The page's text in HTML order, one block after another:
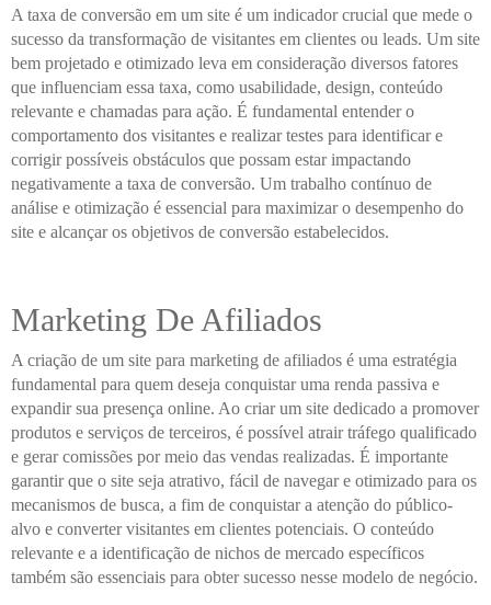
A taxa de conversão em um site é um indicador crucial que mede o
sucesso da transformação de visitantes em clientes ou leads. Um site
bem projetado e otimizado leva em consideração diversos fatores
que influenciam essa taxa, como usabilidade, design, conteúdo
relevante e chamadas para ação. É fundamental entender o
comportamento dos visitantes e realizar testes para identificar e
corrigir possíveis obstáculos que possam estar impactando
negativamente a taxa de conversão. Um trabalho contínuo de
análise e otimização é essencial para maximizar o desempenho do
site e alcançar os objetivos de conversão estabelecidos.
Marketing De Afiliados
A criação de um site para marketing de afiliados é uma estratégia
fundamental para quem deseja conquistar uma renda passiva e
expandir sua presença online. Ao criar um site dedicado a promover
produtos e serviços de terceiros, é possível atrair tráfego qualificado
e gerar comissões por meio das vendas realizadas. É importante
garantir que o site seja atrativo, fácil de navegar e otimizado para os
mecanismos de busca, a fim de conquistar a atenção do público-
alvo e converter visitantes em clientes potenciais. O conteúdo
relevante e a identificação de nichos de mercado específicos
também são essenciais para obter sucesso nesse modelo de negócio.